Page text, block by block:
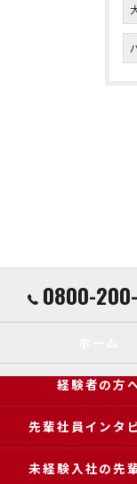
0800-
経験者の方
先輩社員インタ
未経験入社の先